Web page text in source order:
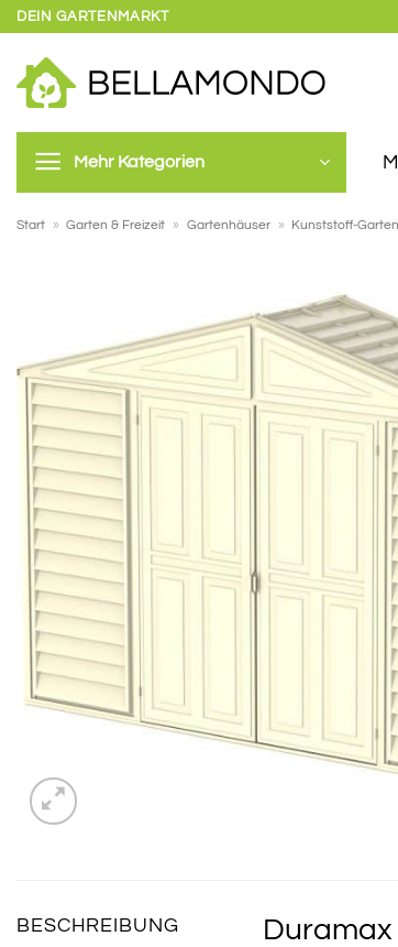
Zum
springen
DEIN GARTENMARKT
Mehr Kategorien
Start » Garten & Freizeit » Gartenhäuser » Kunststoff-
BESCHREIBUNG